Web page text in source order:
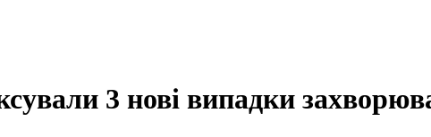
3 нові випадки